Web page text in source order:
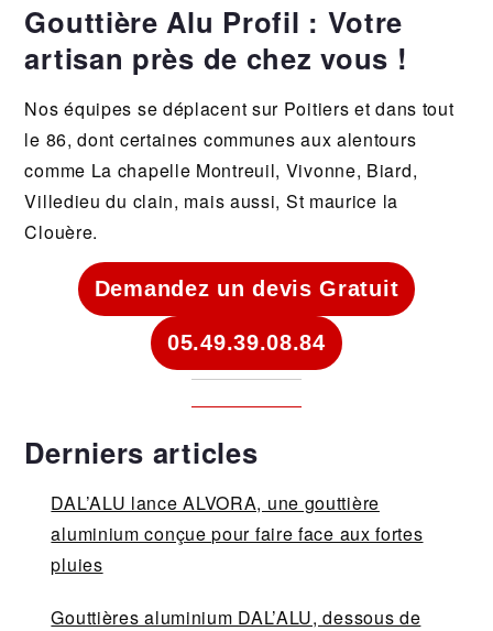
Gouttière Alu Profil : Votre
artisan près de chez vous !
Nos équipes se déplacent sur Poitiers et dans tout
le 86, dont certaines communes aux alentours
comme La chapelle Montreuil, Vivonne, Biard,
Villedieu du clain, mais aussi, St maurice la
Clouère.
Demandez un devis Gratuit
05.49.39.08.84
Derniers articles
DAL’ALU lance ALVORA, une gouttière
aluminium conçue pour faire face aux fortes
pluies
Gouttières aluminium DAL’ALU, dessous de